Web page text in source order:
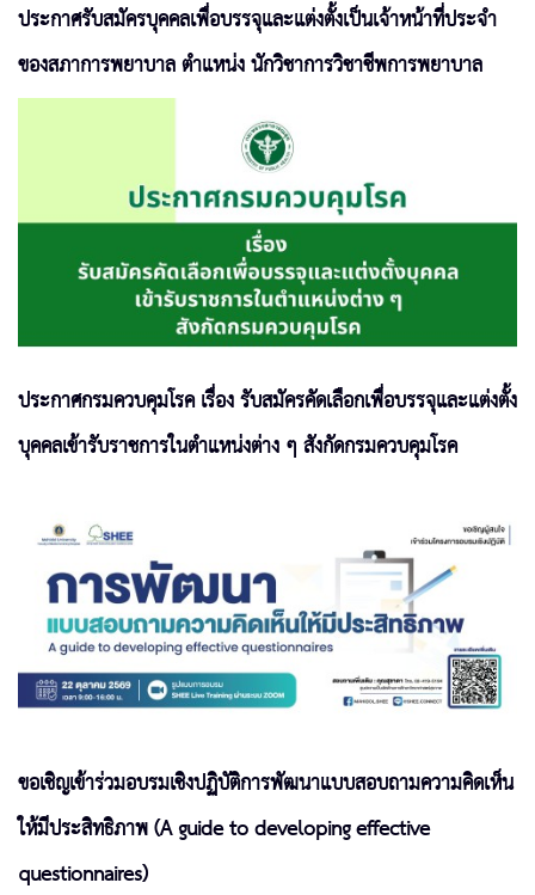
ประกาศรับสมัครบุคคลเพื่อบรรจุและแต่งตั้งเป็นเจ้าหน้าที่ประจำ
ของสภาการพยาบาล ตำแหน่ง นักวิชาการวิชาชีพการพยาบาล
ประกาศกรมควบคุมโรค เรื่อง รับสมัครคัดเลือกเพื่อบรรจุและแต่งตั้ง
บุคคลเข้ารับราชการในตำแหน่งต่าง ๆ สังกัดกรมควบคุมโรค
ขอเชิญเข้าร่วมอบรมเชิงปฏิบัติการพัฒนาแบบสอบถามความคิดเห็น
ให้มีประสิทธิภาพ (A guide to developing effective
questionnaires)